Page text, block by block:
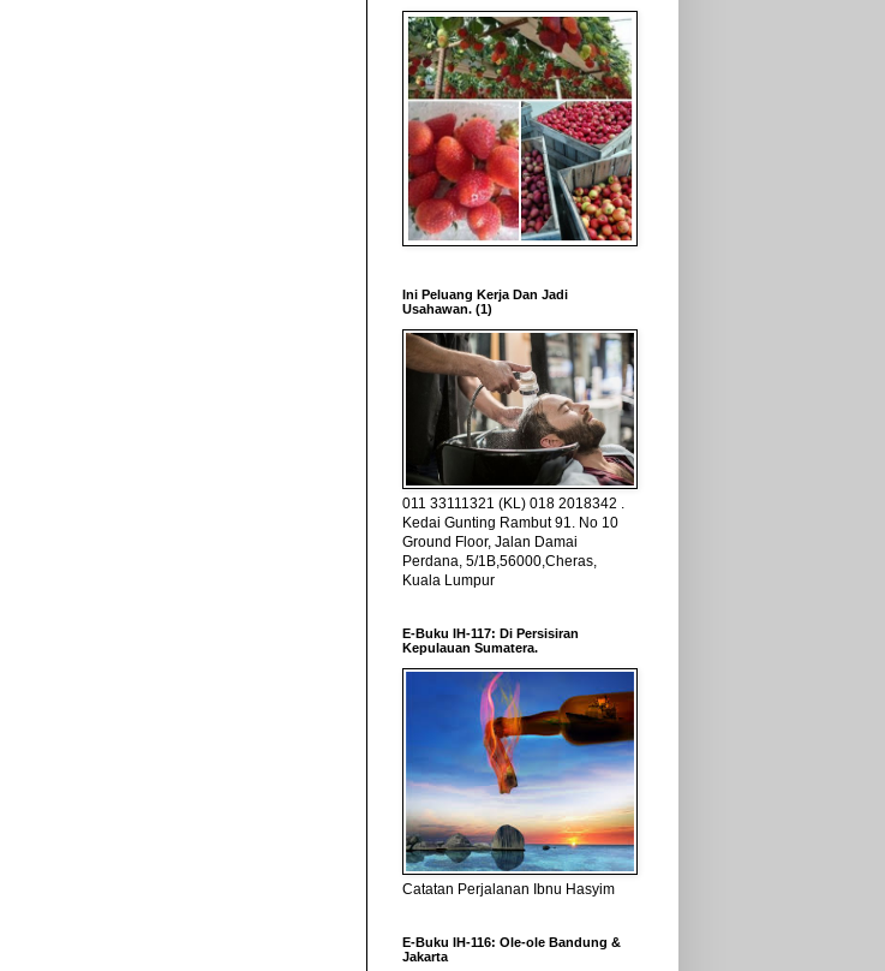
Ini Peluang Kerja Dan Jadi
Usahawan. (1)
011 33111321 (KL) 018 2018342 .
Kedai Gunting Rambut 91. No 10
Ground Floor, Jalan Damai
Perdana, 5/1B,56000,Cheras,
Kuala Lumpur
E-Buku IH-117: Di Persisiran
Kepulauan Sumatera.
Catatan Perjalanan Ibnu Hasyim
E-Buku IH-116: Ole-ole Bandung &
Jakarta